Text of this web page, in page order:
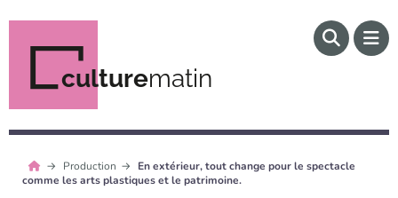
culturematin
Production
En extérieur, tout change pour le spectacle
comme les arts plastiques et le patrimoine.